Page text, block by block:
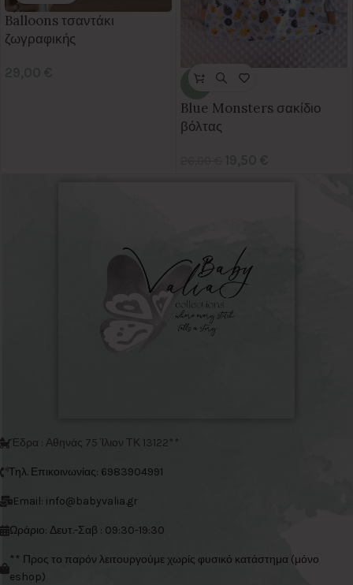
Balloons τσαντάκι
ζωγραφικής
-25%
Blue Monsters σακίδιο
βόλτας
Έδρα : Αθηνάς 75 Ίλιον ΤΚ 13122**
Τηλ. Επικοινωνίας: 6983904991
Email: info@babyvalia.gr
Ωράριο: Δευτ.-Σαβ : 09:30-19:30
** Προς το παρόν λειτουργούμε χωρίς φυσικό κατάστημα (μόνο
eshop)